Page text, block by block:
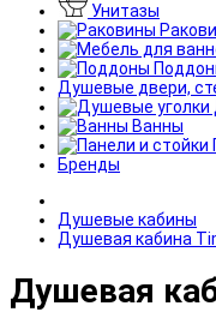
Унитазы
Душевые двери,
Ванны
Бренды
Душевые кабины
Душевая кабина
Душевая